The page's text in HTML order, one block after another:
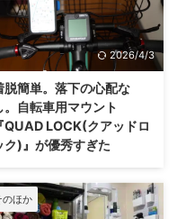
2026/4/3
脱簡単。落下の心配な
。自転車用マウント
『QUAD LOCK(クアッドロ
ク)』が優秀すぎた
のほか